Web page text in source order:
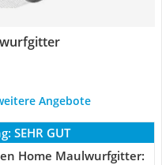
Angebote
SEHR GUT
Home Maulwurfgitter: